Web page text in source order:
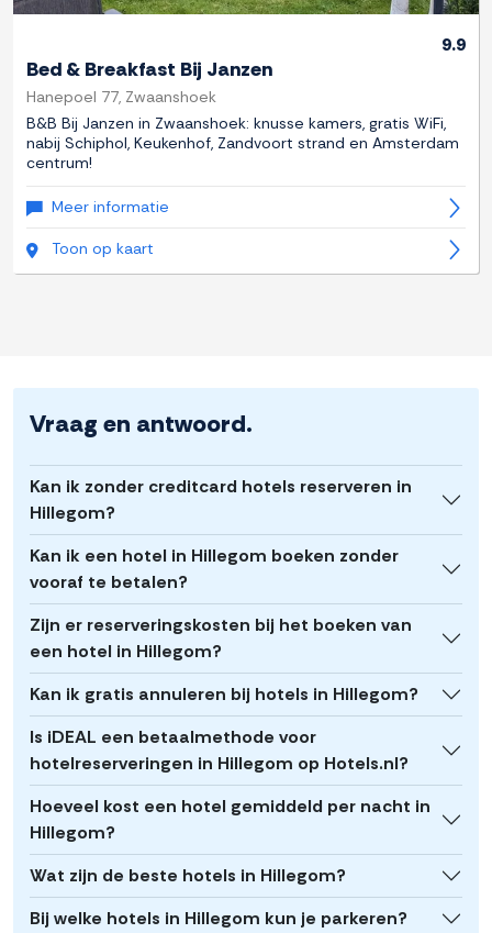
9.9
Bed & Breakfast Bij Janzen
Hanepoel 77, Zwaanshoek
B&B Bij Janzen in Zwaanshoek: knusse kamers, gratis WiFi,
nabij Schiphol, Keukenhof, Zandvoort strand en Amsterdam
centrum!
Meer informatie
Toon op kaart
Vraag en antwoord.
Kan ik zonder creditcard hotels reserveren in
Hillegom?
Kan ik een hotel in Hillegom boeken zonder
vooraf te betalen?
Zijn er reserveringskosten bij het boeken van
een hotel in Hillegom?
Kan ik gratis annuleren bij hotels in Hillegom?
Is iDEAL een betaalmethode voor
hotelreserveringen in Hillegom op Hotels.nl?
Hoeveel kost een hotel gemiddeld per nacht in
Hillegom?
Wat zijn de beste hotels in Hillegom?
Bij welke hotels in Hillegom kun je parkeren?